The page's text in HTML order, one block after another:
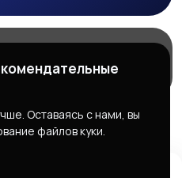
объявлений ДНР
Оставаясь с нами, вы
файлов куки.